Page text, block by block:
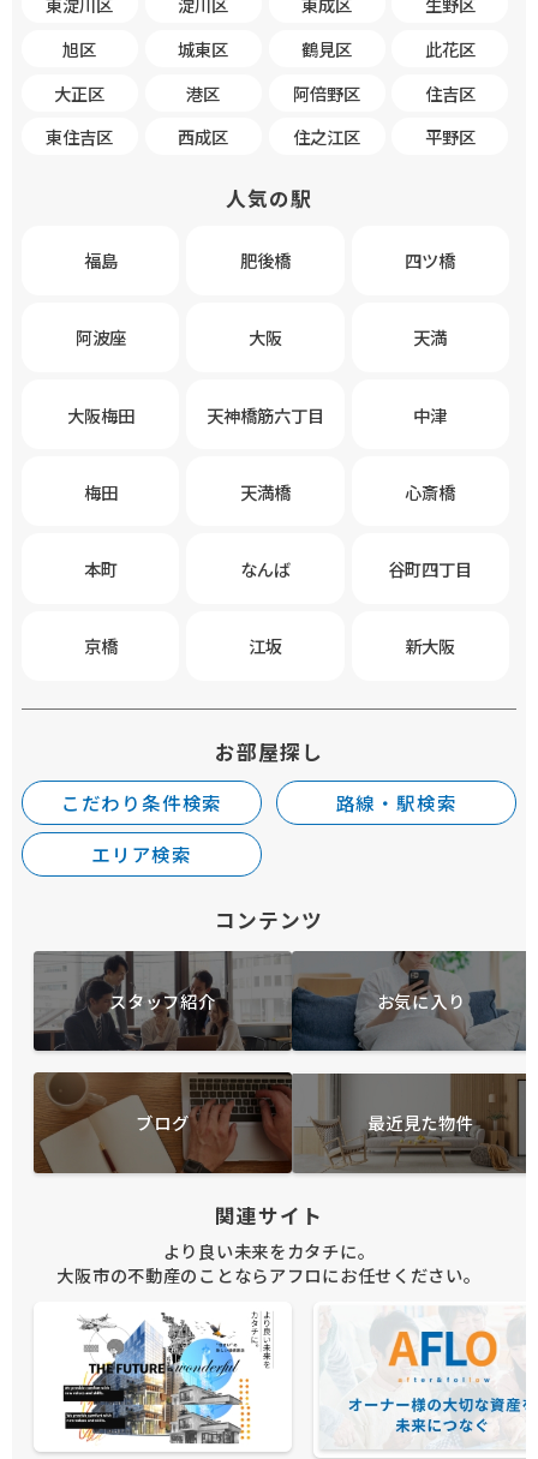
旭区
城東区 鶴見区
此花区
大正区
港区 阿倍野区
住吉区
東住吉区
西成区 住之江区 平野区
人気の駅
福島 肥後橋 四ツ橋
阿波座 大阪 天満
大阪梅田 天神橋筋六丁目 中津
梅田 天満橋 心斎橋
本町 なんば 谷町四丁目
京橋 江坂 新大阪
お部屋探し
こだわり条件検索
路線・駅検索
エリア検索
コンテンツ
スタッフ紹介 お気に入り
ブログ 最近見た物件
関連サイト
より良い未来をカタチに。
大阪市の不動産のことならアフロにお任せください。